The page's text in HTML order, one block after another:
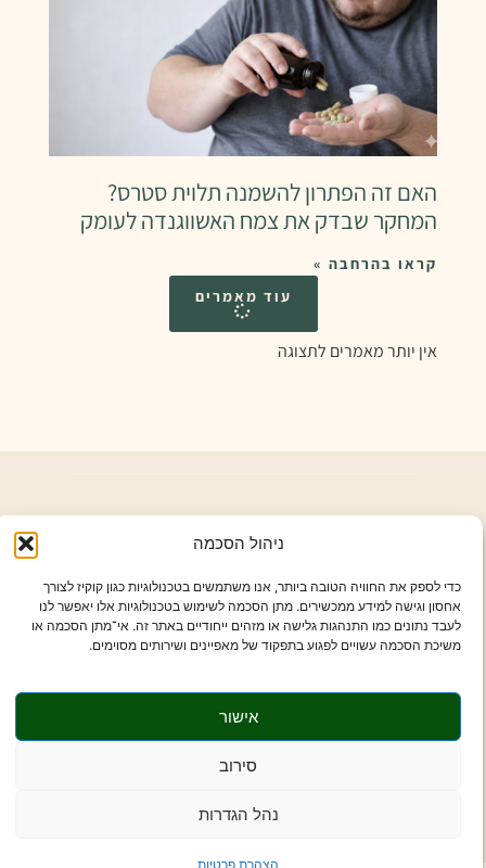
ניהול הסכמה
כדי לספק את החוויה הטובה ביותר, אנו משתמשים בטכנולוגיות כגון קוקיז לצורך
אחסון וגישה למידע ממכשירים. מתן הסכמה לשימוש בטכנולוגיות אלו יאפשר לנו
לעבד נתונים כמו התנהגות גלישה או מזהים ייחודיים באתר זה. אי־מתן הסכמה או
משיכת הסכמה עשויים לפגוע בתפקוד של מאפיינים ושירותים מסוימים.
אישור
סירוב
נהל הגדרות
הצהרת פרטיות
האם זה הפתרון להשמנה תלוית סטרס?
המחקר שבדק את צמח האשווגנדה לעומק
קראו בהרחבה »
עוד מאמרים
אין יותר מאמרים לתצוגה
א'-ה' 9:00-16:00
054-6033755